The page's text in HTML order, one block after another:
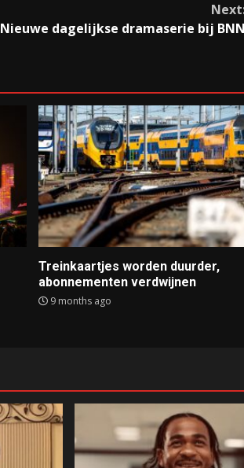
Nieuwe dagelijkse dramaserie bij
Treinkaartjes worden duurder,
abonnementen verdwijnen
9 months ago